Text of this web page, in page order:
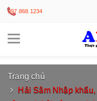
097.868.1234
Trang chủ
Hải Sâm Nhập